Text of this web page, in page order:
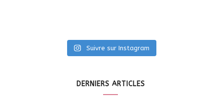
Suivre sur Instagram
DERNIERS ARTICLES